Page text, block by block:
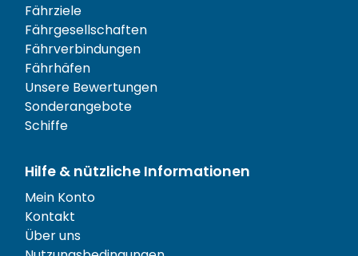
Fährziele
Fährgesellschaften
Fährverbindungen
Fährhäfen
Unsere Bewertungen
Sonderangebote
Schiffe
Hilfe & nützliche Informationen
Mein Konto
Kontakt
Über uns